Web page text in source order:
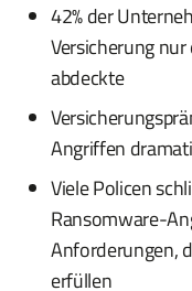
42% der
Versicherung
abdeckte
Angriffen
Viele Policen
Ransomware-
Anforderungen,
erfüllen